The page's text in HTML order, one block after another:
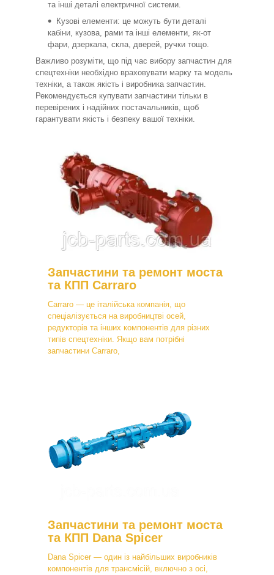
та інші деталі електричної системи.
Кузові елементи: це можуть бути деталі
кабіни, кузова, рами та інші елементи, як-от
фари, дзеркала, скла, дверей, ручки тощо.
Важливо розуміти, що під час вибору запчастин для
спецтехніки необхідно враховувати марку та модель
техніки, а також якість і виробника запчастин.
Рекомендується купувати запчастини тільки в
перевірених і надійних постачальників, щоб
гарантувати якість і безпеку вашої техніки.
Запчастини та ремонт моста
та КПП Carraro
Carraro — це італійська компанія, що
спеціалізується на виробництві осей,
редукторів та інших компонентів для різних
типів спецтехніки. Якщо вам потрібні
запчастини Carraro,
Запчастини та ремонт моста
та КПП Dana Spicer
Dana Spicer — один із найбільших виробників
компонентів для трансмісій, включно з осі,